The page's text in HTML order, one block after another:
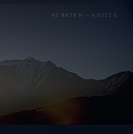
45.8878 N — 6.6211 E